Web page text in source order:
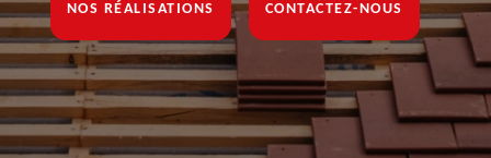
NOS RÉALISATIONS CONTACTEZ-NOUS